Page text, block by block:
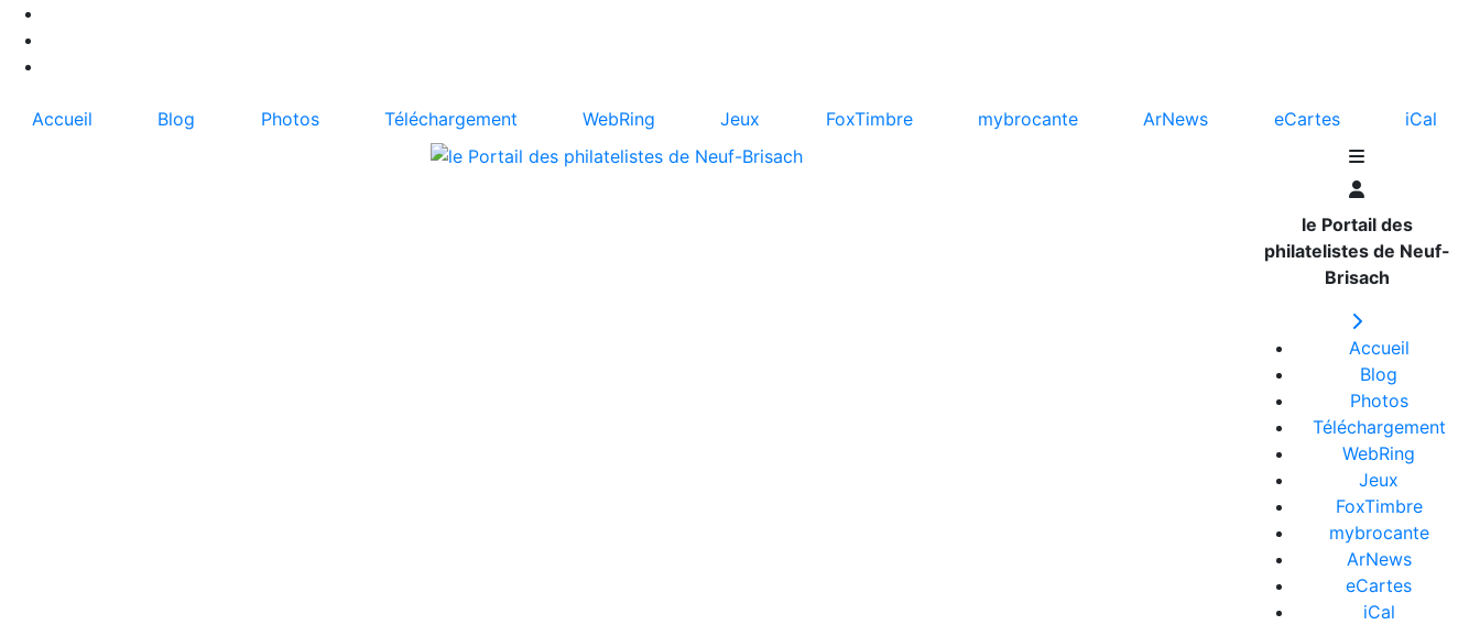
Accueil Blog Photos Téléchargement WebRing Jeux FoxTimbre mybrocante ArNews eCartes iCal
le Portail des
philatelistes de Neuf-
Brisach
Accueil
Blog
Photos
Téléchargement
WebRing
Jeux
FoxTimbre
mybrocante
ArNews
eCartes
iCal